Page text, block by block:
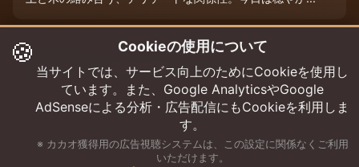
2025年8月12日
本日は、木と水の絶妙な相生エネルギーが、あなたの可...
🍪 Cookieの使用について
当サイトでは、サービス向上のためにCookieを使用し
ています。また、Google AnalyticsやGoogle
AdSenseによる分析・広告配信にもCookieを利用しま
す。
※ カカオ獲得用の広告視聴システムは、この設定に関係なくご利用
いただけます。